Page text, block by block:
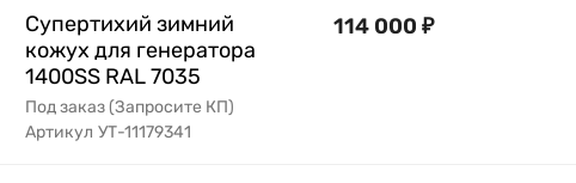
Супертихий зимний
кожух для генератора
1400SS RAL 7035
Под заказ (Запросите КП)
Артикул УТ-11179341
114 000 ₽